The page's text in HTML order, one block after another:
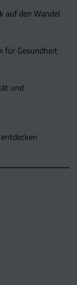
auf den Wandel
für Gesundheit
und